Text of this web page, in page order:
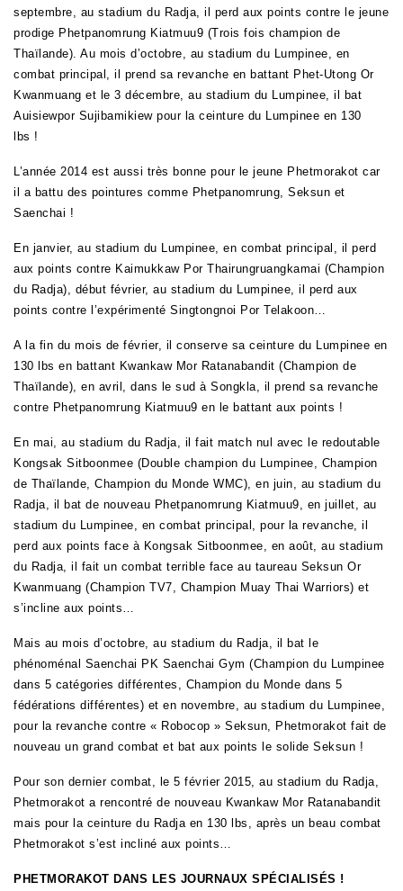
septembre, au stadium du Radja, il perd aux points contre le jeune
prodige Phetpanomrung Kiatmuu9 (Trois fois champion de
Thaïlande). Au mois d’octobre, au stadium du Lumpinee, en
combat principal, il prend sa revanche en battant Phet-Utong Or
Kwanmuang et le 3 décembre, au stadium du Lumpinee, il bat
Auisiewpor Sujibamikiew pour la ceinture du Lumpinee en 130
lbs !
L’année 2014 est aussi très bonne pour le jeune Phetmorakot car
il a battu des pointures comme Phetpanomrung, Seksun et
Saenchai !
En janvier, au stadium du Lumpinee, en combat principal, il perd
aux points contre Kaimukkaw Por Thairungruangkamai (Champion
du Radja), début février, au stadium du Lumpinee, il perd aux
points contre l’expérimenté Singtongnoi Por Telakoon…
A la fin du mois de février, il conserve sa ceinture du Lumpinee en
130 lbs en battant Kwankaw Mor Ratanabandit (Champion de
Thaïlande), en avril, dans le sud à Songkla, il prend sa revanche
contre Phetpanomrung Kiatmuu9 en le battant aux points !
En mai, au stadium du Radja, il fait match nul avec le redoutable
Kongsak Sitboonmee (Double champion du Lumpinee, Champion
de Thaïlande, Champion du Monde WMC), en juin, au stadium du
Radja, il bat de nouveau Phetpanomrung Kiatmuu9, en juillet, au
stadium du Lumpinee, en combat principal, pour la revanche, il
perd aux points face à Kongsak Sitboonmee, en août, au stadium
du Radja, il fait un combat terrible face au taureau Seksun Or
Kwanmuang (Champion TV7, Champion Muay Thai Warriors) et
s’incline aux points…
Mais au mois d’octobre, au stadium du Radja, il bat le
phénoménal Saenchai PK Saenchai Gym (Champion du Lumpinee
dans 5 catégories différentes, Champion du Monde dans 5
fédérations différentes) et en novembre, au stadium du Lumpinee,
pour la revanche contre « Robocop » Seksun, Phetmorakot fait de
nouveau un grand combat et bat aux points le solide Seksun !
Pour son dernier combat, le 5 février 2015, au stadium du Radja,
Phetmorakot a rencontré de nouveau Kwankaw Mor Ratanabandit
mais pour la ceinture du Radja en 130 lbs, après un beau combat
Phetmorakot s’est incliné aux points…
PHETMORAKOT DANS LES JOURNAUX SPÉCIALISÉS !